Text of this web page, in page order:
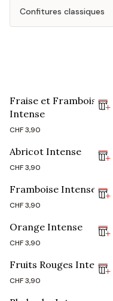
Confitures classiques
Fraise et Framboise
Intense
CHF3,90
Abricot Intense
CHF3,90
Framboise Intense
CHF3,90
Orange Intense
CHF3,90
Fruits Rouges Intense
CHF3,90